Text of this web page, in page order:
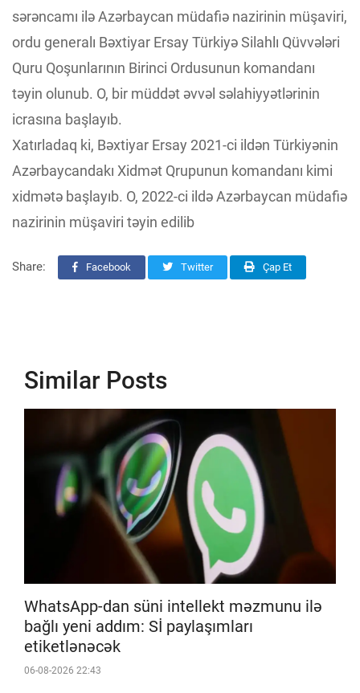
sərəncamı ilə Azərbaycan müdafiə nazirinin müşaviri,
ordu generalı Bəxtiyar Ersay Türkiyə Silahlı Qüvvələri
Quru Qoşunlarının Birinci Ordusunun komandanı
təyin olunub. O, bir müddət əvvəl səlahiyyətlərinin
icrasına başlayıb.
Xatırladaq ki, Bəxtiyar Ersay 2021-ci ildən Türkiyənin
Azərbaycandakı Xidmət Qrupunun komandanı kimi
xidmətə başlayıb. O, 2022-ci ildə Azərbaycan müdafiə
nazirinin müşaviri təyin edilib
Share: Facebook Twitter Çap Et
Similar Posts
WhatsApp-dan süni intellekt məzmunu ilə
bağlı yeni addım: Sİ paylaşımları
etiketlənəcək
06-08-2026 22:43